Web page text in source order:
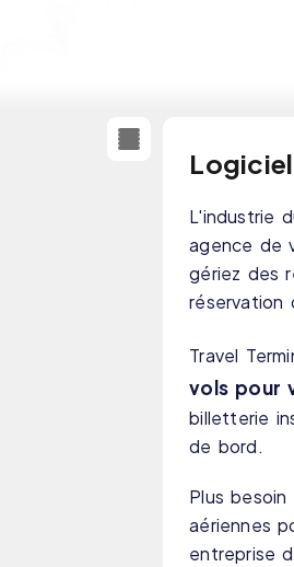
L'industrie
agence de
gériez des
réservation
Travel
vols pour
billetterie
de bord.
Plus
aériennes
entreprise